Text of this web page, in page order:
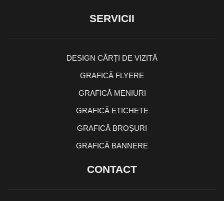
SERVICII
DESIGN CĂRȚI DE VIZITĂ
GRAFICĂ FLYERE
GRAFICĂ MENIURI
GRAFICĂ ETICHETE
GRAFICĂ BROȘURI
GRAFICĂ BANNERE
CONTACT